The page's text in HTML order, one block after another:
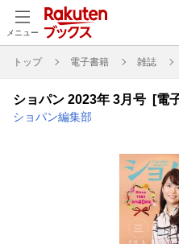
メニュー
トップ 電子書籍 雑誌
ショパン 2023年 3月号 [電
ショパン編集部